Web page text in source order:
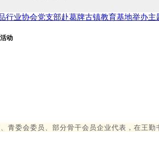
行业协会党支部赴葛牌古镇教育基地举办主
动
委会委员、部分骨干会员企业代表，在王